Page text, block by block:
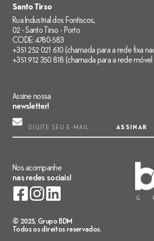
Santo Tirso
Rua Industrial dos Fontiscos,
02 - Santo Tirso - Porto
CODE: 4780-583
+351 252 021 610 (chamada para a rede fixa
+351 912 350 818 (chamada para a rede móvel
Assine nossa
newsletter!
ASSINAR
Nos acompanhe
nas redes sociais!
© 2025, Grupo BDM
Todos os direitos reservados.